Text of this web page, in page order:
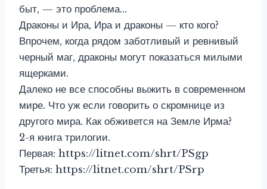
быт, — это проблема…
Драконы и Ира, Ира и драконы — кто кого?
Впрочем, когда рядом заботливый и ревнивый
черный маг, драконы могут показаться милыми
ящерками.
Далеко не все способны выжить в современном
мире. Что уж если говорить о скромнице из
другого мира. Как обживется на Земле Ирма?
2-я книга трилогии.
Первая: https://litnet.com/shrt/PSgp
Третья: https://litnet.com/shrt/PSrp